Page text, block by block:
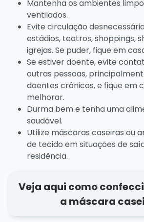
Mantenha os ambientes
ventilados.
Evite circulação
estádios, teatros, shoppings,
igrejas. Se puder, fique em
Se estiver doente, evite
outras pessoas,
doentes crônicos, e fique em
melhorar.
Durma bem e tenha uma
saudável.
Utilize máscaras caseiras ou
de tecido em situações de
residência.
Veja aqui como
a máscara